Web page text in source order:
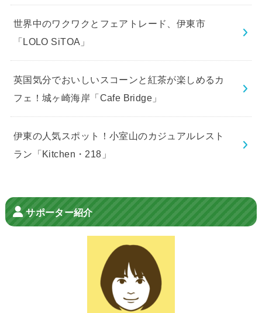
世界中のワクワクとフェアトレード、伊東市
「LOLO SiTOA」
英国気分でおいしいスコーンと紅茶が楽しめるカ
フェ！城ヶ崎海岸「Cafe Bridge」
伊東の人気スポット！小室山のカジュアルレスト
ラン「Kitchen・218」
サポーター紹介